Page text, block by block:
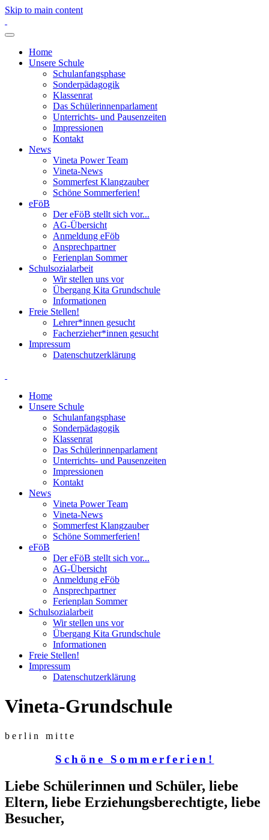
Skip to main content
Home
Unsere Schule
Schulanfangsphase
Sonderpädagogik
Klassenrat
Das Schülerinnenparlament
Unterrichts- und Pausenzeiten
Impressionen
Kontakt
News
Vineta Power Team
Vineta-News
Sommerfest Klangzauber
Schöne Sommerferien!
eFöB
Der eFöB stellt sich vor...
AG-Übersicht
Anmeldung eFöb
Ansprechpartner
Ferienplan Sommer
Schulsozialarbeit
Wir stellen uns vor
Übergang Kita Grundschule
Informationen
Freie Stellen!
Lehrer*innen gesucht
Facherzieher*innen gesucht
Impressum
Datenschutzerklärung
Home
Unsere Schule
Schulanfangsphase
Sonderpädagogik
Klassenrat
Das Schülerinnenparlament
Unterrichts- und Pausenzeiten
Impressionen
Kontakt
News
Vineta Power Team
Vineta-News
Sommerfest Klangzauber
Schöne Sommerferien!
eFöB
Der eFöB stellt sich vor...
AG-Übersicht
Anmeldung eFöb
Ansprechpartner
Ferienplan Sommer
Schulsozialarbeit
Wir stellen uns vor
Übergang Kita Grundschule
Informationen
Freie Stellen!
Impressum
Datenschutzerklärung
Vineta-Grundschule
berlin mitte
Schöne Sommerferien!
Liebe Schülerinnen und Schüler, liebe
Eltern, liebe Erziehungsberechtigte, liebe
Besucher,